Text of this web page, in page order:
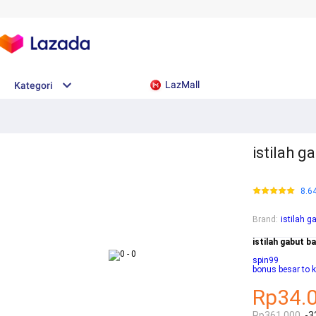
Kategori LazMall
istilah
Brand : istilah
istilah gabut
spin99
bonus besar to